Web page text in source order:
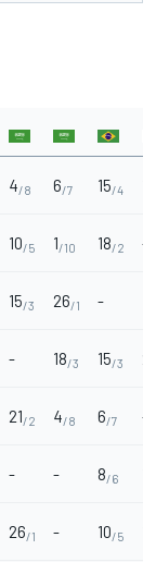
4/8 6/7 15/4
10/5 1/10 18/2 -
15/3 26/1 -
- 18/3 15/3
21/2 4/8 6/7 -
- - 8/6
26/1 - 10/5